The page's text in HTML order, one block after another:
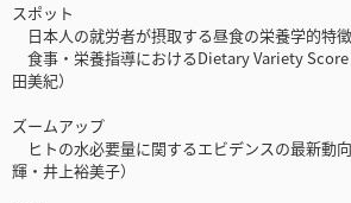
スポット
日本人の就労者が摂取する昼食の栄養学的特
食事・栄養指導におけるDietary Variety Score
田美紀）
ズームアップ
ヒトの水必要量に関するエビデンスの最新動
輝・井上裕美子）